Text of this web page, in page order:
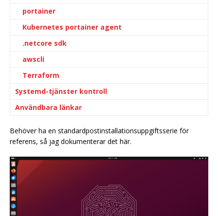
portainer
Kubernetes portainer agent
.netcore sdk
awscli
Terraform
Systemd-tjänster kontroll
Användbara länkar
Behöver ha en standardpostinstallationsuppgiftsserie för
referens, så jag dokumenterar det här.